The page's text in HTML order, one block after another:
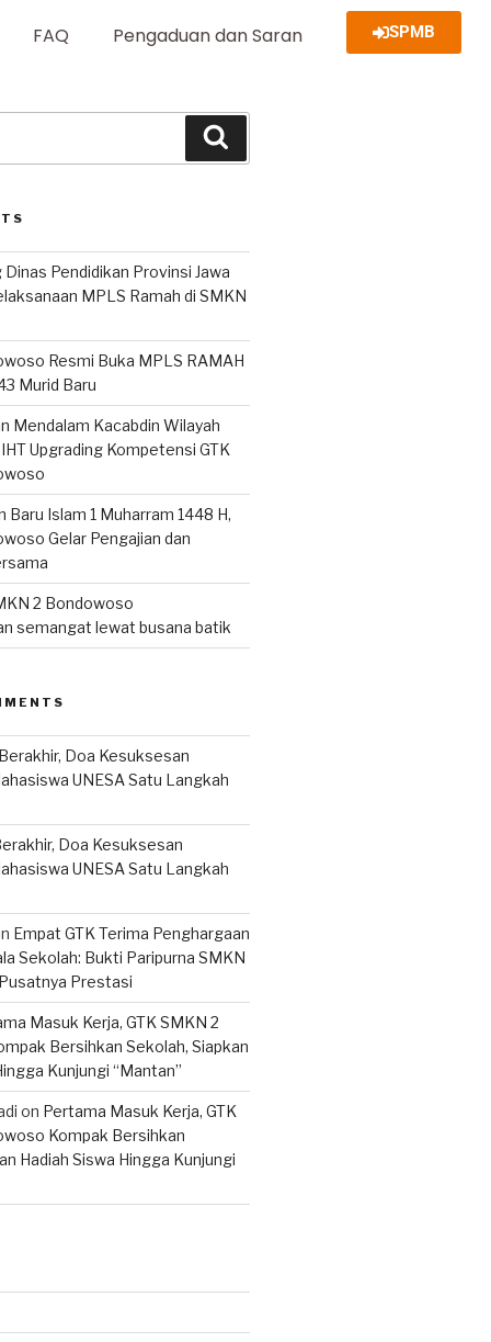
FAQ Pengaduan dan Saran SPMB
Dinas Pendidikan Provinsi Jawa
MPLS Ramah di SMKN
Resmi Buka MPLS RAMAH
Murid Baru
Mendalam Kacabdin Wilayah
Upgrading Kompetensi GTK
Baru Islam 1 Muharram 1448 H,
Gelar Pengajian dan
2 Bondowoso
semangat lewat busana batik
Doa Kesuksesan
UNESA Satu Langkah
Doa Kesuksesan
UNESA Satu Langkah
Empat GTK Terima Penghargaan
Sekolah: Bukti Paripurna SMKN
Prestasi
Masuk Kerja, GTK SMKN 2
Bersihkan Sekolah, Siapkan
Kunjungi “Mantan”
on Pertama Masuk Kerja, GTK
Kompak Bersihkan
Hadiah Siswa Hingga Kunjungi